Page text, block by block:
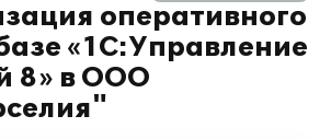
оперативного
«1С:Управление
8» в ООО